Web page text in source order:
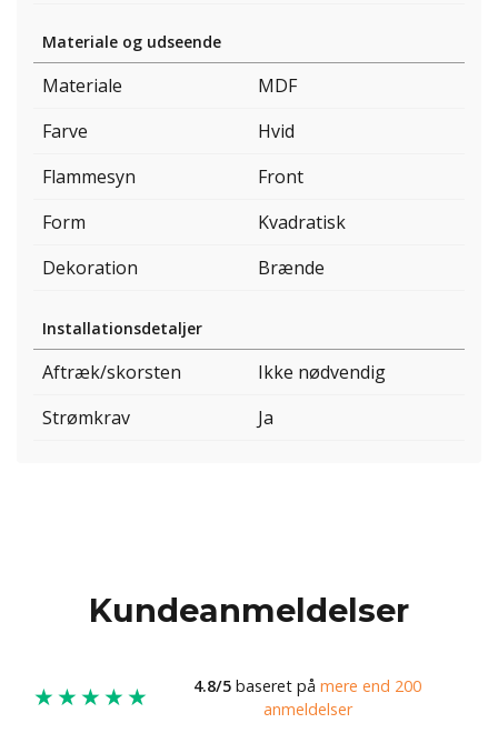
Materiale og udseende
Materiale
MDF
Farve
Hvid
Flammesyn
Front
Form
Kvadratisk
Dekoration
Brænde
Installationsdetaljer
Aftræk/skorsten
Ikke nødvendig
Strømkrav
Ja
Kundeanmeldelser
★★★★★ 4.8/5 baseret på mere end 200
anmeldelser